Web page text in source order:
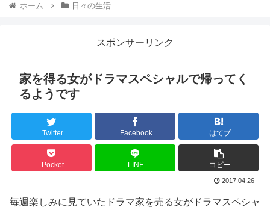
ホーム 日々の生活
スポンサーリンク
家を得る女がドラマスペシャルで帰ってく
るようです
Twitter Facebook はてブ
Pocket LINE コピー
2017.04.26
毎週楽しみに見ていたドラマ家を売る女がドラマスペシャ